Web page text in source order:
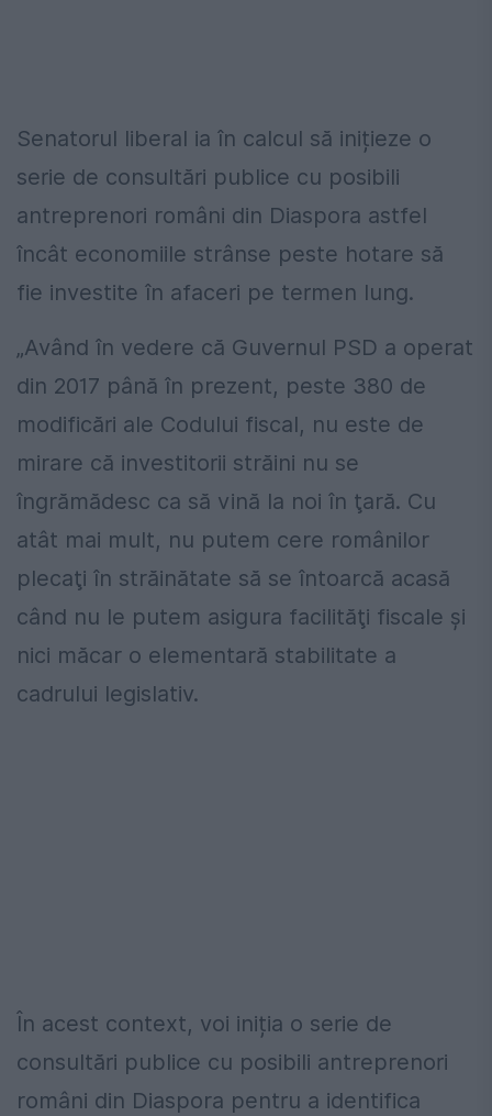
Senatorul liberal ia în calcul să inițieze o
serie de consultări publice cu posibili
antreprenori români din Diaspora astfel
încât economiile strânse peste hotare să
fie investite în afaceri pe termen lung.
„Având în vedere că Guvernul PSD a operat
din 2017 până în prezent, peste 380 de
modificări ale Codului fiscal, nu este de
mirare că investitorii străini nu se
îngrămădesc ca să vină la noi în ţară. Cu
atât mai mult, nu putem cere românilor
plecaţi în străinătate să se întoarcă acasă
când nu le putem asigura facilităţi fiscale şi
nici măcar o elementară stabilitate a
cadrului legislativ.
În acest context, voi iniția o serie de
consultări publice cu posibili antreprenori
români din Diaspora pentru a identifica